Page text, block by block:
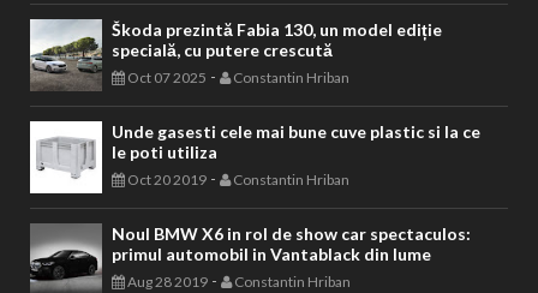
Škoda prezintă Fabia 130, un model ediție
specială, cu putere crescută
Oct 07 2025 - Constantin Hriban
Unde gasesti cele mai bune cuve plastic si la ce
le poti utiliza
Oct 20 2019 - Constantin Hriban
Noul BMW X6 in rol de show car spectaculos:
primul automobil in Vantablack din lume
Aug 28 2019 - Constantin Hriban